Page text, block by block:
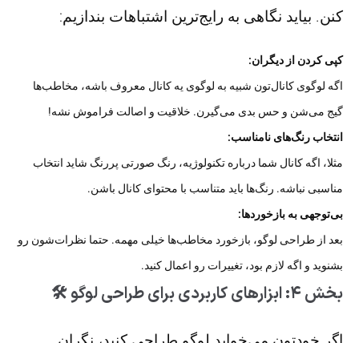
کنن. بیاید نگاهی به رایج‌ترین اشتباهات بندازیم:
کپی کردن از دیگران:
اگه لوگوی کانال‌تون شبیه به لوگوی یه کانال معروف باشه، مخاطب‌ها
گیج می‌شن و حس بدی می‌گیرن. خلاقیت و اصالت فراموش نشه!
انتخاب رنگ‌های نامناسب:
مثلا، اگه کانال شما درباره تکنولوژیه، رنگ صورتی پررنگ شاید انتخاب
مناسبی نباشه. رنگ‌ها باید متناسب با محتوای کانال باشن.
بی‌توجهی به بازخوردها:
بعد از طراحی لوگو، بازخورد مخاطب‌ها خیلی مهمه. حتما نظرات‌شون رو
بشنوید و اگه لازم بود، تغییرات رو اعمال کنید.
بخش ۴: ابزارهای کاربردی برای طراحی لوگو 🛠️